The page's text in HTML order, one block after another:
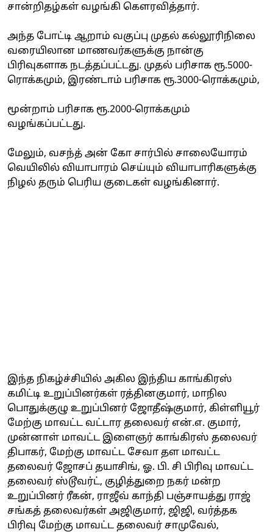
சான்றிதழ்கள் வழங்கி கௌரவித்தார்.
அந்த போட்டி ஆறாம் வகுப்பு முதல் கல்லூரிநிலை
வரையிலான மாணவர்களுக்கு நான்கு
பிரிவுகளாக நடத்தப்பட்டது. முதல் பரிசாக ரூ.5000-
ரொக்கமும், இரண்டாம் பரிசாக ரூ.3000-ரொக்கமும்,
மூன்றாம் பரிசாக ரூ.2000-ரொக்கமும்
வழங்கப்பட்டது.
மேலும், வசந்த் அன் கோ சார்பில் சாலையோரம்
வெயிலில் வியாபாரம் செய்யும் வியாபாரிகளுக்கு
நிழல் தரும் பெரிய குடைகள் வழங்கினார்.
இந்த நிகழ்ச்சியில் அகில இந்திய காங்கிரஸ்
கமிட்டி உறுப்பினர்கள் ரத்தினகுமார், மாநில
பொதுக்குழு உறுப்பினர் ஜோதீஷ்குமார், கிள்ளியூர்
மேற்கு மாவட்ட வட்டார தலைவர் என்.எ. குமார்,
முன்னாள் மாவட்ட இளைஞர் காங்கிரஸ் தலைவர்
திபாகர், மேற்கு மாவட்ட சேவா தள மாவட்ட
தலைவர் ஜோசப் தயாசிங், ஓ. பி. சி பிரிவு மாவட்ட
தலைவர் ஸ்டூவர்ட், குழித்துறை நகர் மன்ற
உறுப்பினர் ரீகன், ராஜீவ் காந்தி பஞ்சாயத்து ராஜ்
சங்கத் தலைவர்கள் அஜிகுமார், ஜிஜி, வர்த்தக
பிரிவு மேற்கு மாவட்ட தலைவர் சாமுவேல்,